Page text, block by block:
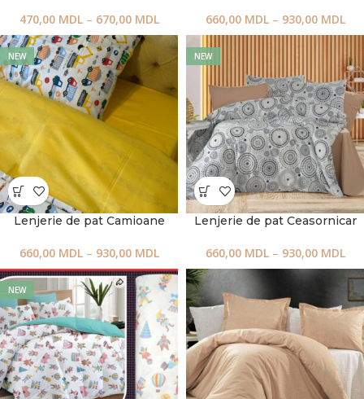
470,00 MDL – 670,00 MDL 660,00 MDL – 930,00 MDL
NEW
Lenjerie de pat Camioane
660,00 MDL – 930,00 MDL
NEW
Lenjerie de pat Ceasornicar
660,00 MDL – 930,00 MDL
NEW